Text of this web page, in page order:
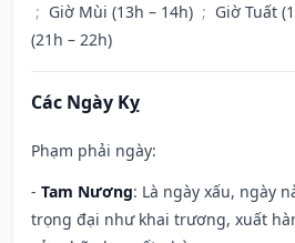
; Giờ Mùi (13h – 14h) ; Giờ Tuất
(21h – 22h)
Các Ngày Kỵ
Phạm phải ngày:
- Tam Nương: Là ngày xấu, ngày
trọng đại như khai trương, xuất